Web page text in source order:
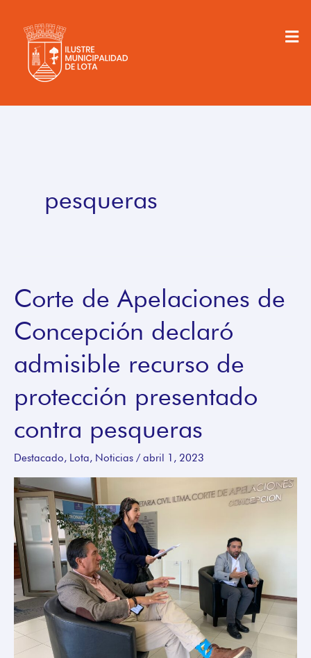
contenido
pesqueras
Corte de Apelaciones de
Concepción declaró
admisible recurso de
protección presentado
contra pesqueras
Destacado, Lota, Noticias / abril 1, 2023
Corte
de
Apelaciones
Concepción
admisible
de
protección
presentado
contra
pesqueras